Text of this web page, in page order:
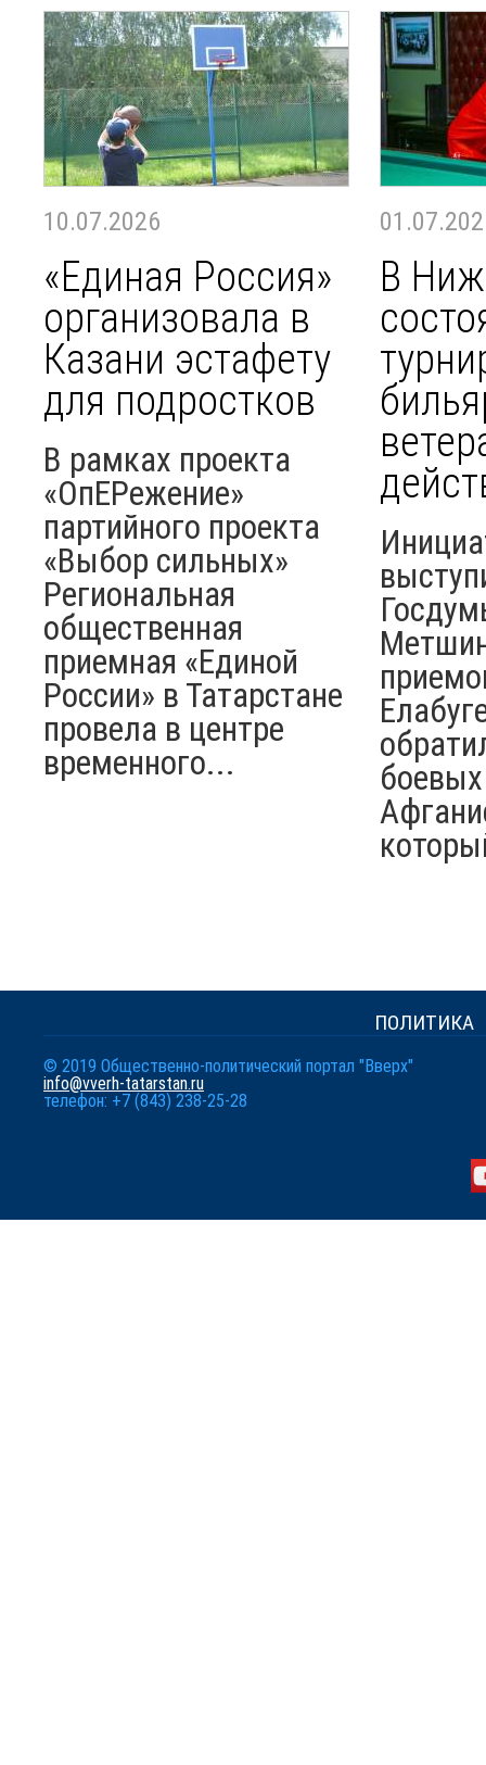
10.07.2026
«Единая Россия»
организовала в
Казани эстафету
для подростков
В рамках проекта
«ОпЕРежение»
партийного проекта
«Выбор сильных»
Региональная
общественная
приемная «Единой
России» в Татарстане
провела в центре
временного...
В
ПОЛИТИКА
© 2019 Общественно-политический портал "Вверх"
info@vverh-tatarstan.ru
телефон: +7 (843) 238-25-28